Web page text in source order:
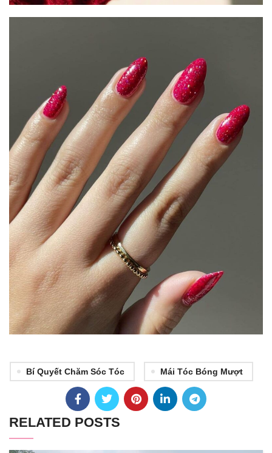
Bí Quyết Chăm Sóc Tóc Mái Tóc Bóng Mượt
RELATED POSTS